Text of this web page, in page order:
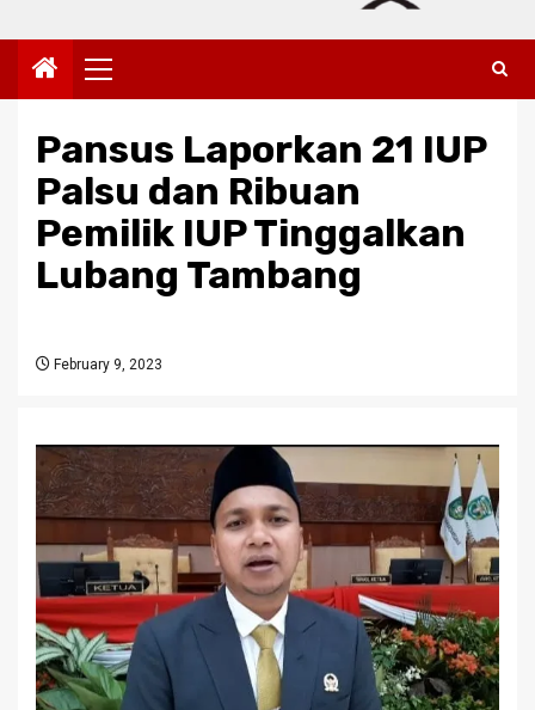
Primary
Menu
Pansus Laporkan 21 IUP
Palsu dan Ribuan
Pemilik IUP Tinggalkan
Lubang Tambang
February 9, 2023